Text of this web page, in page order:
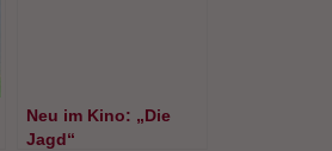
Neu im Kino: „Die
Jagd“